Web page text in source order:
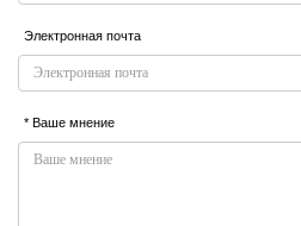
Электронная почта
* Ваше мнение